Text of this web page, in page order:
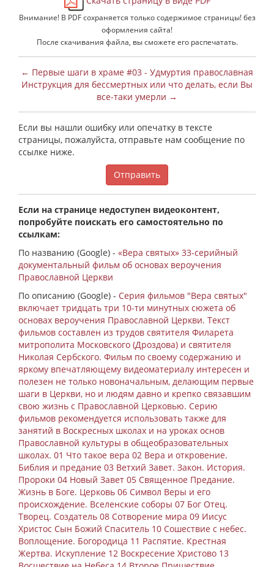
Внимание! В PDF сохраняется только содержимое страницы! без
оформления сайта!
После скачивания файла, вы сможете его распечатать.
← Первые шаги в храме #03 - Удмуртия православная
Инструкция для бессмертных или что делать, если Вы
все-таки умерли →
Если вы нашли ошибку или опечатку в тексте
страницы, пожалуйста, отправьте нам сообщение по
ссылке ниже.
Отправить
Если на странице недоступен видеоконтент,
попробуйте поискать его самостоятельно по
ссылкам:
По названию (Google) - «Вера святых» 33-серийный
документальный фильм об основах вероучения
Православной Церкви
По описанию (Google) - Серия фильмов "Вера святых"
включает тридцать три 10-ти минутных сюжета об
основах вероучения Православной Церкви. Текст
фильмов составлен из трудов святителя Филарета
митрополита Московского (Дроздова) и святителя
Николая Сербского. Фильм по своему содержанию и
яркому впечатляющему видеоматериалу интересен и
полезен не только новоначальным, делающим первые
шаги в Церкви, но и людям давно и крепко связавшим
свою жизнь с Православной Церковью. Серию
фильмов рекомендуется использовать также для
занятий в Воскресных школах и на уроках основ
Православной культуры в общеобразовательных
школах. 01 Что такое вера 02 Вера и откровение.
Библия и предание 03 Ветхий Завет. Закон. История.
Пророки 04 Новый Завет 05 Священное Предание.
Жизнь в Боге. Церковь 06 Символ Веры и его
происхождение. Вселенские соборы 07 Бог Отец.
Творец. Создатель 08 Сотворение мира 09 Иисус
Христос Сын Божий Спаситель 10 Сошествие с небес.
Воплощение. Богородица 11 Распятие. Крестная
Жертва. Искупление 12 Воскресение Христово 13